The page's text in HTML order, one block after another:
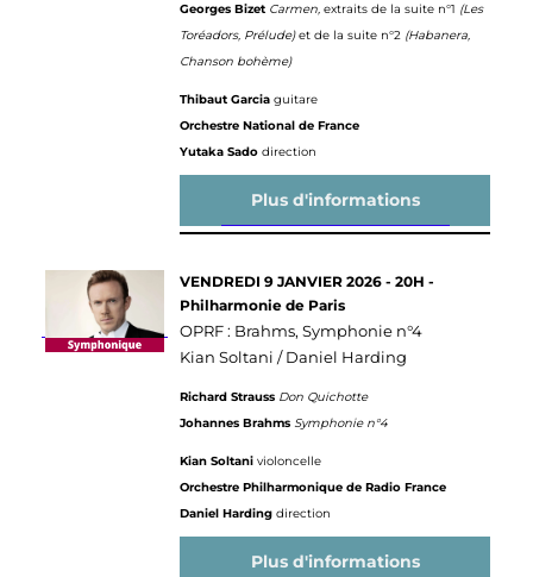
Georges Bizet Carmen,extraits de la suite n°1 (Les
Toréadors, Prélude)et de la suite n°2 (Habanera,
Chanson bohème)
Thibaut Garciaguitare
Orchestre National de France
Yutaka Sadodirection
Plus d'informations
VENDREDI 9 JANVIER 2026 - 20H -
Philharmonie de Paris
OPRF : Brahms, Symphonie n°4
Kian Soltani / Daniel Harding
Richard Strauss Don Quichotte
Johannes Brahms Symphonie n°4
Kian Soltanivioloncelle
Orchestre Philharmonique de Radio France
Daniel Hardingdirection
Plus d'informations